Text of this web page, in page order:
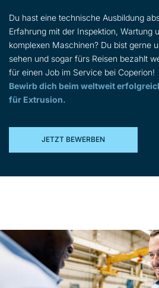
Du hast eine technische Ausbildung
Erfahrung mit der Inspektion, Wartung
komplexen Maschinen? Du bist gerne
sehen und sogar fürs Reisen bezahlt
für einen Job im Service bei Coperion!
Bewirb dich beim weltweit
für Extrusion.
JETZT BEWERBEN